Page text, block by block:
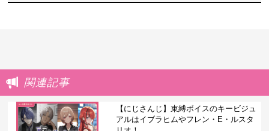
関連記事
【にじさんじ】束縛ボイスのキービジュ
アルはイブラヒムやフレン・E・ルスタ